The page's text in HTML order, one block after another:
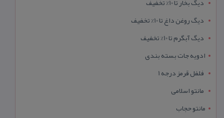
دیگ روغن داغ تا 10% تخفیف
دیگ آبگرم تا 10% تخفیف
ادویه جات بسته بندی
فلفل قرمز درجه 1
مانتو اسلامی
مانتو حجاب